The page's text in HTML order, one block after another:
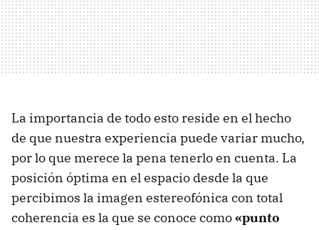
La importancia de todo esto reside en el hecho
de que nuestra experiencia puede variar mucho,
por lo que merece la pena tenerlo en cuenta. La
posición óptima en el espacio desde la que
percibimos la imagen estereofónica con total
coherencia es la que se conoce como«punto